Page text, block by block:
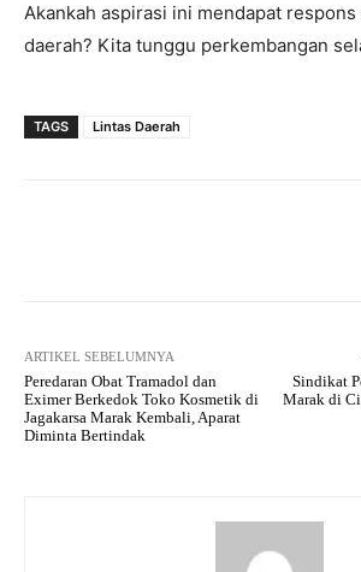
Akankah aspirasi ini mendapat
daerah? Kita tunggu perkembangan
TAGS Lintas Daerah
ARTIKEL SEBELUMNYA
Peredaran Obat Tramadol dan
Eximer Berkedok Toko Kosmetik di
Jagakarsa Marak Kembali, Aparat
Diminta Bertindak
Sindikat
Marak di